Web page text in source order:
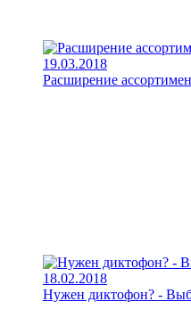
19.03.2018
Расширение
18.02.2018
Нужен диктофон? -